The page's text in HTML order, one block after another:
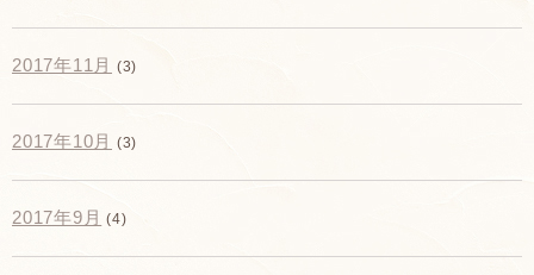
2017年11月 (3)
2017年10月 (3)
2017年9月 (4)